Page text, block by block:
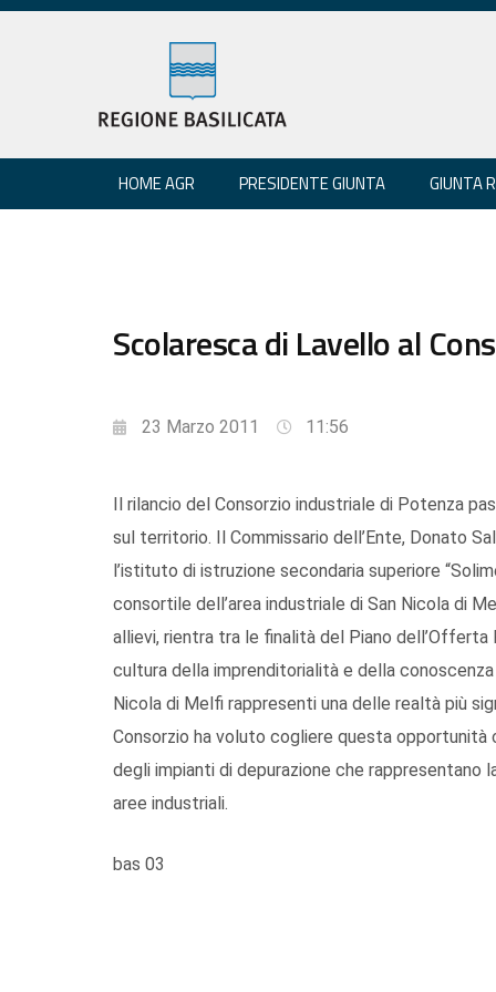
HOME AGR PRESIDENTE GIUNTA GIUNTA
Scolaresca di Lavello al
23 Marzo 2011 11:56
Il rilancio del Consorzio industriale di Potenza
sul territorio. Il Commissario dell’Ente, Donato
l’istituto di istruzione secondaria superiore
consortile dell’area industriale di San Nicola di
allievi, rientra tra le finalità del Piano
cultura della imprenditorialità e della
Nicola di Melfi rappresenti una delle realtà più
Consorzio ha voluto cogliere questa opportunità
degli impianti di depurazione che
aree industriali.
bas 03